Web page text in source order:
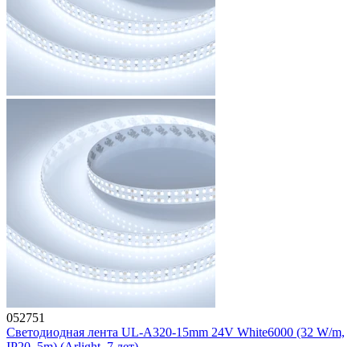
052751
Светодиодная лента UL-A320-15mm 24V White6000 (32 W/m,